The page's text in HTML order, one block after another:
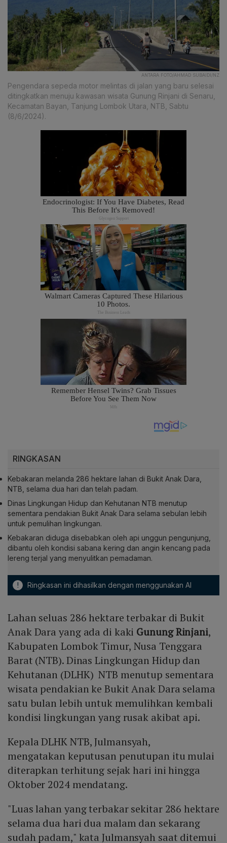
ANTARA FOTO/AHMAD SUBAIDI/NZ
Pengendara sepeda motor melintas di jalan yang baru selesai
ditingkatkan menuju kawasan wisata Gunung Rinjani di Senaru,
Kecamatan Bayan, Tanjung Lombok Utara, NTB, Sabtu
(8/6/2024).
RINGKASAN
Kebakaran melanda 286 hektare lahan di Bukit Anak Dara,
NTB, selama dua hari dan telah padam.
Dinas Lingkungan Hidup dan Kehutanan NTB menutup
sementara pendakian Bukit Anak Dara selama sebulan lebih
untuk pemulihan lingkungan.
Kebakaran diduga disebabkan oleh api unggun pengunjung,
dibantu oleh kondisi sabana kering dan angin kencang pada
lereng terjal yang menyulitkan pemadaman.
! Ringkasan ini dihasilkan dengan menggunakan AI
Lahan seluas 286 hektare terbakar di Bukit
Anak Dara yang ada di kaki Gunung Rinjani,
Kabupaten Lombok Timur, Nusa Tenggara
Barat (NTB). Dinas Lingkungan Hidup dan
Kehutanan (DLHK) NTB menutup sementara
wisata pendakian ke Bukit Anak Dara selama
satu bulan lebih untuk memulihkan kembali
kondisi lingkungan yang rusak akibat api.
Kepala DLHK NTB, Julmansyah,
mengatakan keputusan penutupan itu mulai
diterapkan terhitung sejak hari ini hingga
Oktober 2024 mendatang.
"Luas lahan yang terbakar sekitar 286 hektare
selama dua hari dua malam dan sekarang
sudah padam," kata Julmansyah saat ditemui